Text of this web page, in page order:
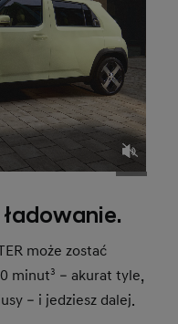
może zostać
minut3 – akurat tyle,
– i jedziesz dalej.